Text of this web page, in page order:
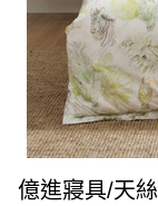
億進寢具/天